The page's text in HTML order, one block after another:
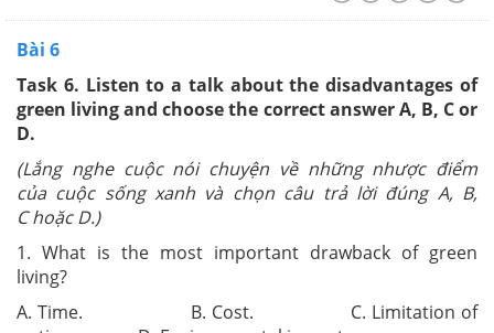
Bài 6
Task 6. Listen to a talk about the disadvantages of
green living and choose the correct answer A, B, C or
D.
(Lắng nghe cuộc nói chuyện vềnhững nhược điểm
của cuộc sống xanh và chọn câu trả lời đúng A, B,
C hoặc D.)
1. What is the most important drawback of green
living?
A. Time. B. Cost. C. Limitation of